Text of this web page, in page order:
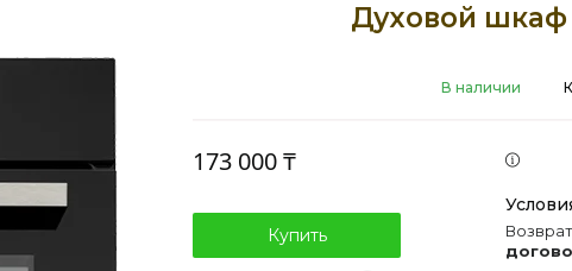
Духовой шкаф
В наличии
173 000 ₸
Купить